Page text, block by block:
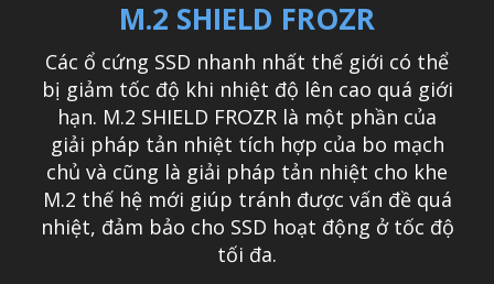
M.2 SHIELD FROZR
Các ổ cứng SSD nhanh nhất thế giới có thể
bị giảm tốc độ khi nhiệt độ lên cao quá giới
hạn. M.2 SHIELD FROZR là một phần của
giải pháp tản nhiệt tích hợp của bo mạch
chủ và cũng là giải pháp tản nhiệt cho khe
M.2 thế hệ mới giúp tránh được vấn đề quá
nhiệt, đảm bảo cho SSD hoạt động ở tốc độ
tối đa.